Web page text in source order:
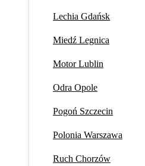
Lechia Gdańsk
Miedź Legnica
Motor Lublin
Odra Opole
Pogoń Szczecin
Polonia Warszawa
Ruch Chorzów